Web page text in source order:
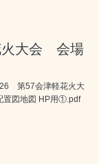
火大会 会場
第57会津軽花火大
置図地図 HP用①.pdf